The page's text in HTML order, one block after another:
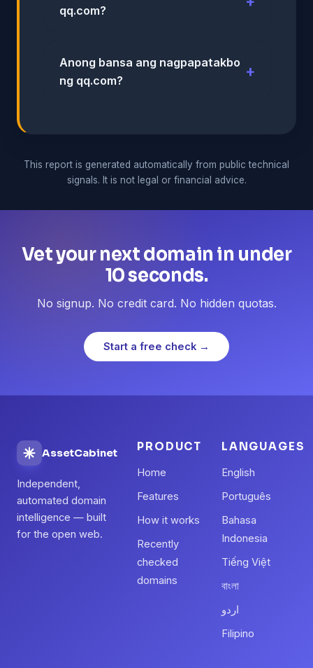
qq.com?
Anong bansa ang nagpapatakbo
ng qq.com?
This report is generated automatically from public technical
signals. It is not legal or financial advice.
Vet your next domain in under
10 seconds.
No signup. No credit card. No hidden quotas.
Start a free check →
AssetCabinet
Independent,
automated domain
intelligence — built
for the open web.
PRODUCT
Home
Features
How it works
Recently
checked
domains
LANGUAGES
English
Português
Bahasa
Indonesia
Tiếng Việt
বাংলা
اردو
Filipino